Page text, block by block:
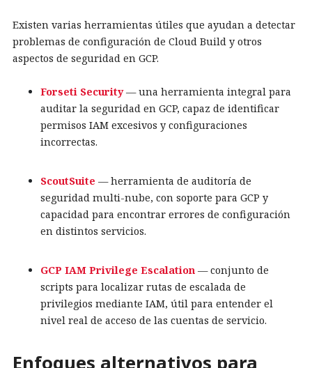
Existen varias herramientas útiles que ayudan a detectar
problemas de configuración de Cloud Build y otros
aspectos de seguridad en GCP.
Forseti Security— una herramienta integral para
auditar la seguridad en GCP, capaz de identificar
permisos IAM excesivos y configuraciones
incorrectas.
ScoutSuite — herramienta de auditoría de
seguridad multi-nube, con soporte para GCP y
capacidad para encontrar errores de configuración
en distintos servicios.
GCP IAM Privilege Escalation — conjunto de
scripts para localizar rutas de escalada de
privilegios mediante IAM, útil para entender el
nivel real de acceso de las cuentas de servicio.
Enfoques alternativos para